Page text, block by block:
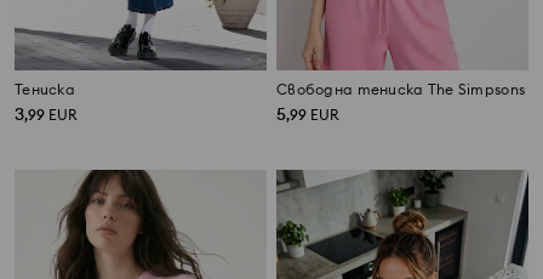
Тениска
3,99 EUR
Свободна тениска The Simpsons
5,99 EUR